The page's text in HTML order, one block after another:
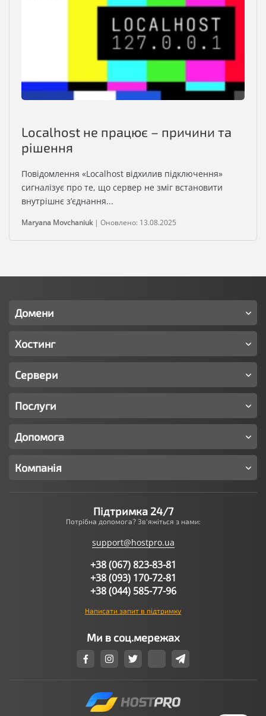
Localhost не працює – причини та
рішення
Повідомлення «Localhost відхилив підключення»
сигналізує про те, що сервер не зміг встановити
внутрішнє з’єднання...
Maryana Movchaniuk| Оновлено: 13.08.2025
Домени
Хостинг
Сервери
Послуги
Допомога
Компанія
Підтримка 24/7
Потрібна допомога? Зв'яжіться з нами:
support@hostpro.ua
+38 (067) 823-83-81
+38 (093) 170-72-81
+38 (044) 585-77-96
Написати запит в підтримку
Ми в соц.мережах